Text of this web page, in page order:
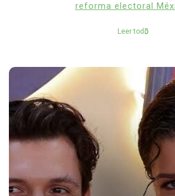
reforma electoral
Leer todo